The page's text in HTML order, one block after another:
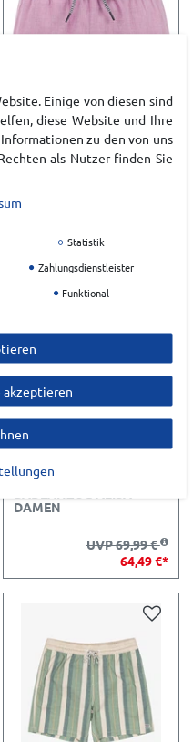
PROTEST DAVEY
FIREFLY DA.-
DAMEN
UVP 69,99 €
64,49 €*
Einige von diesen sind
diese Website und Ihre
zu den von uns
als Nutzer finden Sie
Statistik
Zahlungsdienstleister
Funktional